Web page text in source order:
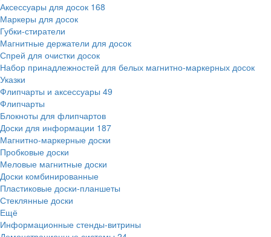
Аксессуары для досок 168
Маркеры для досок
Губки-стиратели
Магнитные держатели для досок
Спрей для очистки досок
Набор принадлежностей для белых магнитно-маркерных досок
Указки
Флипчарты и аксессуары 49
Флипчарты
Блокноты для флипчартов
Доски для информации 187
Магнитно-маркерные доски
Пробковые доски
Меловые магнитные доски
Доски комбинированные
Пластиковые доски-планшеты
Стеклянные доски
Ещё
Информационные стенды-витрины